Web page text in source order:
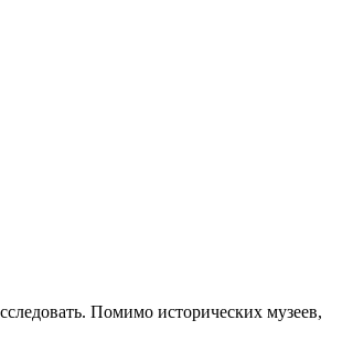
Помимо исторических музеев,